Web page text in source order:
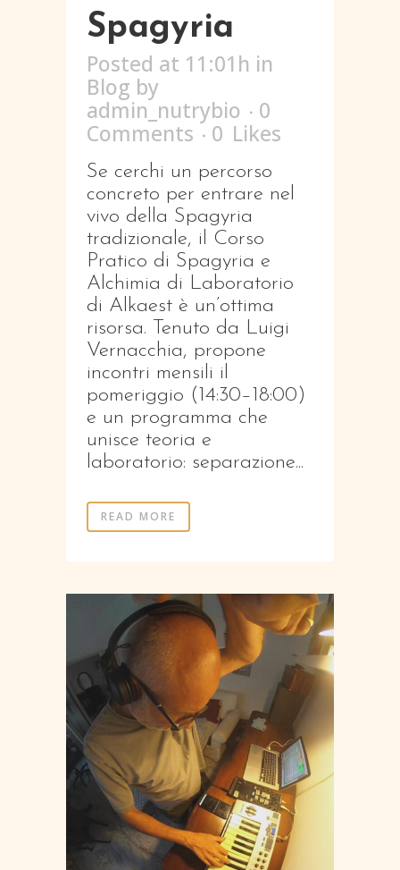
Spagyria
Posted at 11:01h in
Blog by
admin_nutrybio
0
Comments
0 Likes
Se cerchi un percorso
concreto per entrare nel
vivo della Spagyria
tradizionale, il Corso
Pratico di Spagyria e
Alchimia di Laboratorio
di Alkaest è un’ottima
risorsa. Tenuto da Luigi
Vernacchia, propone
incontri mensili il
pomeriggio (14:30–18:00)
e un programma che
unisce teoria e
laboratorio: separazione...
READ MORE